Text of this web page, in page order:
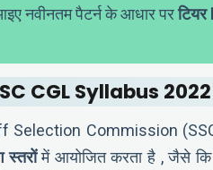
नवीनतम पैटर्न के आधार परटियर
CGL Syllabus 2022
Selection Commission
में आयोजित करता है , जैसे